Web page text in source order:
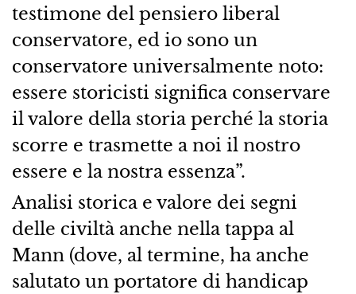
testimone del pensiero liberal
conservatore, ed io sono un
conservatore universalmente noto:
essere storicisti significa conservare
il valore della storia perché la storia
scorre e trasmette a noi il nostro
essere e la nostra essenza”.
Analisi storica e valore dei segni
delle civiltà anche nella tappa al
Mann (dove, al termine, ha anche
salutato un portatore di handicap